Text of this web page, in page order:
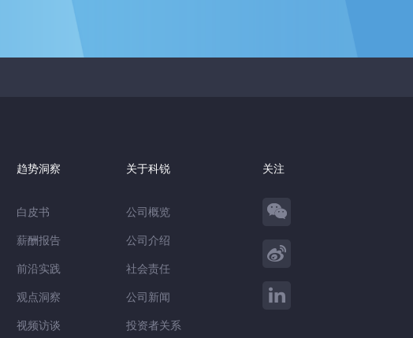
趋势洞察
白皮书
薪酬报告
前沿实践
观点洞察
视频访谈
关于科锐
公司概览
公司介绍
社会责任
公司新闻
投资者关系
关注